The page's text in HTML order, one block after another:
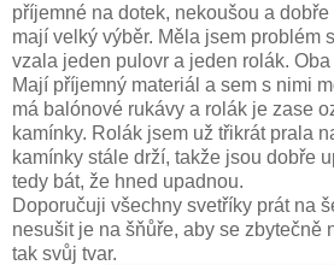
příjemné na dotek, nekoušou a
mají velký výběr. Měla jsem problém
vzala jeden pulovr a jeden rolák.
Mají příjemný materiál a sem s nimi
má balónové rukávy a rolák je zase
kamínky. Rolák jsem už třikrát prala
kamínky stále drží, takže jsou dobře
tedy bát, že hned upadnou.
Doporučuji všechny svetříky prát na
nesušit je na šňůře, aby se zbytečně
tak svůj tvar.